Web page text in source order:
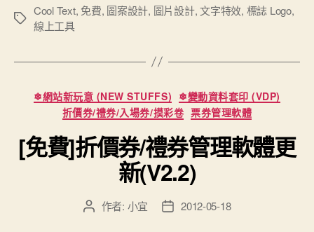
案
Cool
Text”
標
Cool Text, 免費, 圖案設計, 圖片設計,文字特效, 標誌 Logo,
線上工具
分
類
❄網站新玩意 (NEW STUFFS) ❄變動資料套印 (VDP)
折價券/禮券/入場券/摸彩卷 票券管理軟體
[免費]折價券/禮券管理軟體更
新(V2.2)
文 作者: 小宜
文 2012-05-18